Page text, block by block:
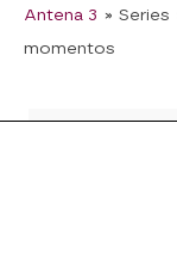
Antena 3 » Series
momentos